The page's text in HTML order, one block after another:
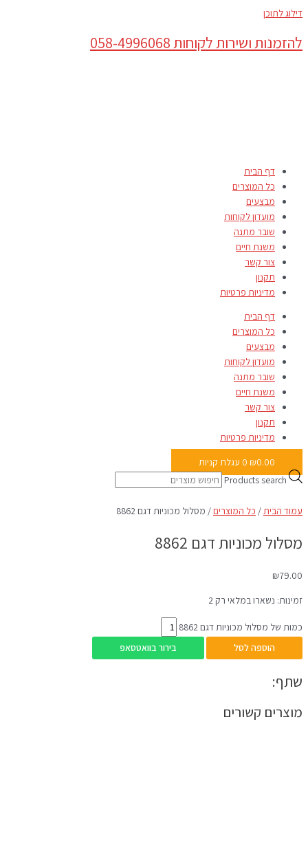
דילוג לתוכן
להזמנות ושירות לקוחות 058-4996068
דף הבית
כל המוצרים
מבצעים
מועדון לקוחות
שובר מתנה
משנת חיים
צור קשר
תקנון
מדיניות פרטיות
דף הבית
כל המוצרים
מבצעים
מועדון לקוחות
שובר מתנה
משנת חיים
צור קשר
תקנון
מדיניות פרטיות
₪0.00
0 עגלת קניות
Products search
עמוד הבית/ כל המוצרים / מסלול מכוניות דגם 8862
מסלול מכוניות דגם 8862
₪79.00
זמינות: נשארו במלאי רק 2
כמות של מסלול מכוניות דגם 8862
הוספה לסל
בירור בוואטסאפ
שתף:
מוצרים קשורים